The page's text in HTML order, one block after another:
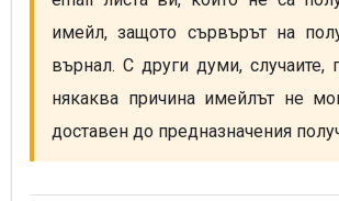
имейл, защото сървърът на
върнал. С други думи, случаите,
някаква причина имейлът не
доставен до предназначения